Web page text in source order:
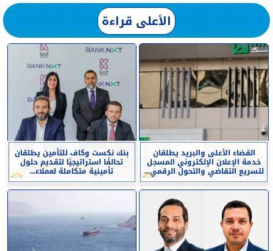
الأعلى قراءة
القضاء الأعلى والبريد يطلقان
خدمة الإعلان الإلكتروني المسجل
لتسريع التقاضي والتحول الرقمي...
بنك نكست وكاف للتأمين يطلقان
تحالفًا استراتيجيًا لتقديم حلول
تأمينية متكاملة لعملاء...